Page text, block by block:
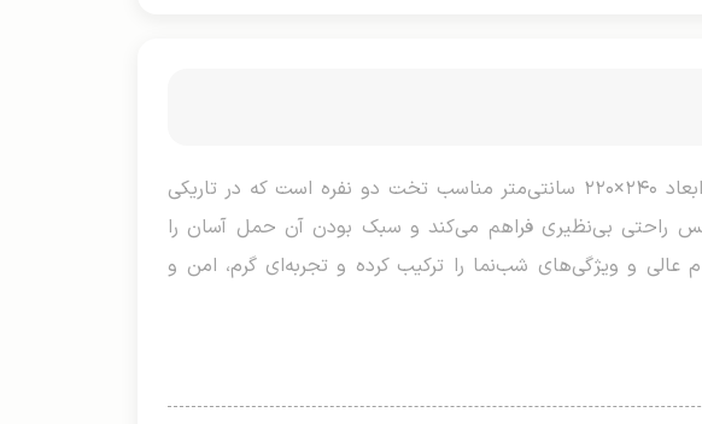
پتو شب‌نما برند بونیتو دو نفره، محصولی نوآورانه و جذاب برای کمپینگ و سفرهای شبانه با ابعاد ۲۴۰×۲۲۰ سانتی‌متر مناسب تخت دو نفره است که در تاریکی
راحتی بی‌نظیری فراهم می‌کند و سبک بودن آن حمل آسان را
عالی و ویژگی‌های شب‌نما را ترکیب کرده و تجربه‌ای گرم، امن و